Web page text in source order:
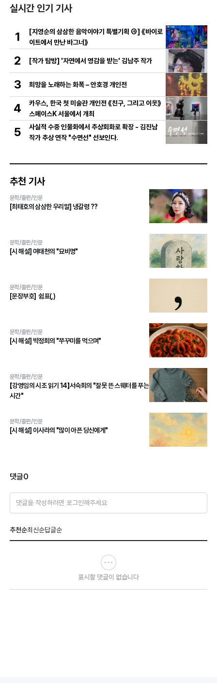
실시간 인기 기사
1
[지영순의 삼삼한 음악이야기 특별기획 ④] 《바이로
이트에서 만난 바그너》
2 [작가 탐방] '자연에서 영감을 받는' 김남주 작가
3 희망을 노래하는 화폭 – 안호경 개인전
4
카우스, 한국 첫 미술관 개인전 《친구, 그리고 이웃》
스페이스K 서울에서 개최
5
사실적 수중 인물화에서 추상회화로 확장 - 김진남
작가 추상 연작 "수면선" 선보인다.
추천 기사
문학/출판/인문
[최태호의 삼삼한 우리말] 냉갈령 ??
문학/출판/인문
[시 해설] 여태천의 "묘비명"
문학/출판/인문
[문장부호] 쉼표(,)
문학/출판/인문
[시 해설] 박정희의 "쭈꾸미를 먹으며"
문학/출판/인문
【강영임의 시조 읽기 14】서숙희의 "잘못 뜬 스웨터를 푸는
시간"
문학/출판/인문
[시 해설] 이사라의 "많이 아픈 당신에게"
댓글0
댓글을 작성하려면 로그인해주세요
추천순최신순답글순
표시할 댓글이 없습니다